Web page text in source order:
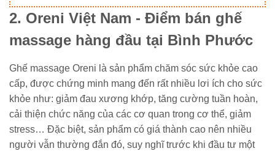
2. Oreni Việt Nam - Điểm bán ghế
massage hàng đầu tại Bình Phước
Ghế massage Oreni là sản phẩm chăm sóc sức khỏe cao
cấp, được chứng minh mang đến rất nhiều lơi ích cho sức
khỏe như: giảm đau xương khớp, tăng cường tuần hoàn,
cải thiện chức năng của các cơ quan trong cơ thể, giảm
stress… Đặc biệt, sản phẩm có giá thành cao nên nhiều
người vẫn thường đắn đó, suy nghĩ trước khi đầu tư một